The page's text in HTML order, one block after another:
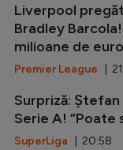
Liverpool
Bradley
milioane de euro
Premier League |
Surpriză:
Serie A! ”Poate
SuperLiga | 20:58